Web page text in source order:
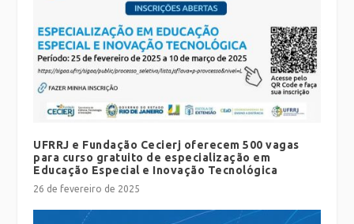
UFRRJ e Fundação Cecierj oferecem 500 vagas
para curso gratuito de especialização em
Educação Especial e Inovação Tecnológica
26 de fevereiro de 2025